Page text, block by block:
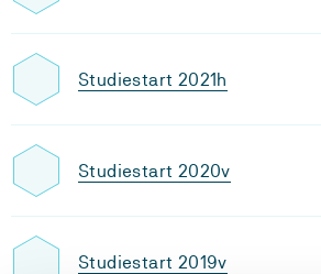
Studiestart 2021h
Studiestart 2020v
Studiestart 2019v